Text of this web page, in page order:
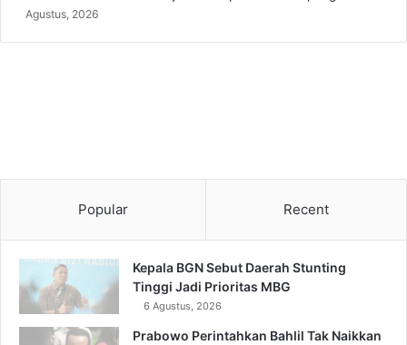
Agustus, 2026
Popular Recent
Kepala BGN Sebut Daerah Stunting
Tinggi Jadi Prioritas MBG
6 Agustus, 2026
Prabowo Perintahkan Bahlil Tak Naikkan